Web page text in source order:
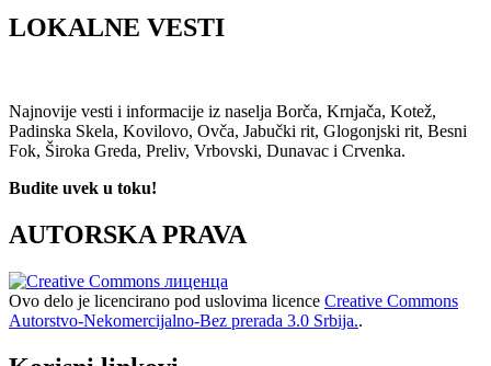
LOKALNE VESTI
Najnovije vesti i informacije iz naselja Borča, Krnjača, Kotež,
Padinska Skela, Kovilovo, Ovča, Jabučki rit, Glogonjski rit, Besni
Fok, Široka Greda, Preliv, Vrbovski, Dunavac i Crvenka.
Budite uvek u toku!
AUTORSKA PRAVA
Ovo delo je licencirano pod uslovima licence Creative Commons
Autorstvo-Nekomercijalno-Bez prerada 3.0 Srbija..